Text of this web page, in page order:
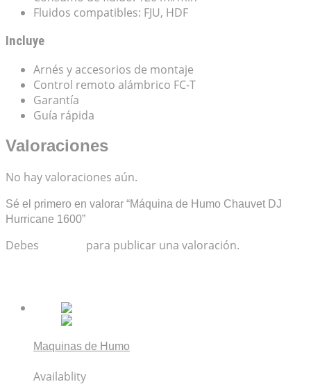
Fluidos compatibles: FJU, HDF
Incluye
Arnés y accesorios de montaje
Control remoto alámbrico FC-T
Garantía
Guía rápida
Valoraciones
No hay valoraciones aún.
Sé el primero en valorar “Máquina de Humo Chauvet DJ
Hurricane 1600”
Debes para publicar una valoración.
Maquinas de Humo
Availablity